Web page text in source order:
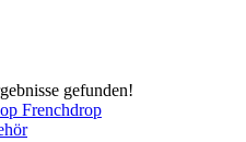
gefunden!